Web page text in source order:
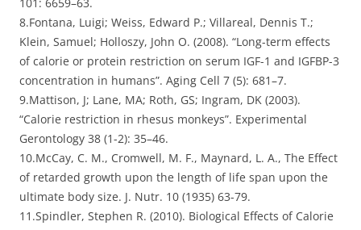
101: 6659–63.
8.Fontana, Luigi; Weiss, Edward P.; Villareal, Dennis T.;
Klein, Samuel; Holloszy, John O. (2008). “Long-term effects
of calorie or protein restriction on serum IGF-1 and IGFBP-3
concentration in humans”. Aging Cell 7 (5): 681–7.
9.Mattison, J; Lane, MA; Roth, GS; Ingram, DK (2003).
“Calorie restriction in rhesus monkeys”. Experimental
Gerontology 38 (1-2): 35–46.
10.McCay, C. M., Cromwell, M. F., Maynard, L. A., The Effect
of retarded growth upon the length of life span upon the
ultimate body size. J. Nutr. 10 (1935) 63-79.
11.Spindler, Stephen R. (2010). Biological Effects of Calorie